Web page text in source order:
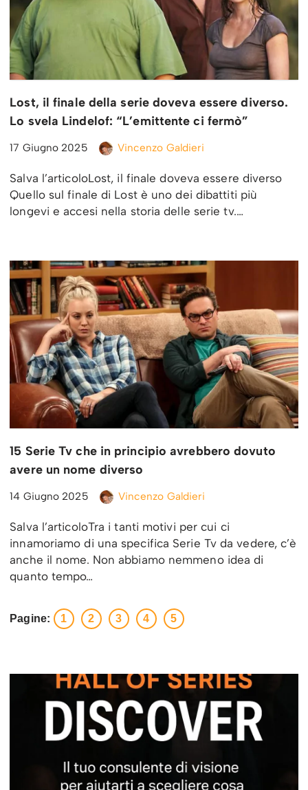
Lost, il finale della serie doveva essere diverso.
Lo svela Lindelof: “L’emittente ci fermò”
17 Giugno 2025 Vincenzo Galdieri
Salva l’articoloLost, il finale doveva essere diverso
Quello sul finale di Lost è uno dei dibattiti più
longevi e accesi nella storia delle serie tv.…
15 Serie Tv che in principio avrebbero dovuto
avere un nome diverso
14 Giugno 2025 Vincenzo Galdieri
Salva l’articoloTra i tanti motivi per cui ci
innamoriamo di una specifica Serie Tv da vedere, c’è
anche il nome. Non abbiamo nemmeno idea di
quanto tempo…
Pagine: 1 2 3 4 5